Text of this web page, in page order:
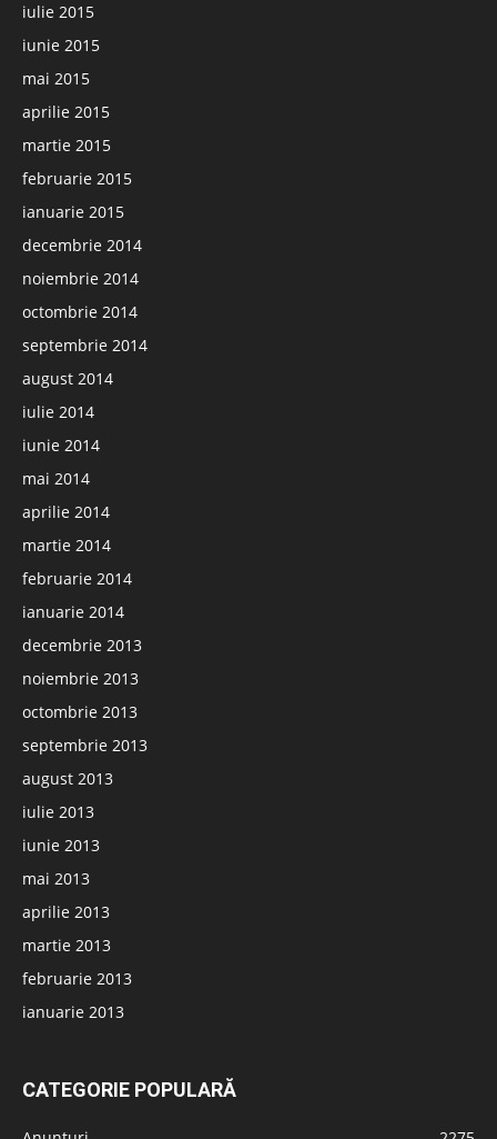
iulie 2015
iunie 2015
mai 2015
aprilie 2015
martie 2015
februarie 2015
ianuarie 2015
decembrie 2014
noiembrie 2014
octombrie 2014
septembrie 2014
august 2014
iulie 2014
iunie 2014
mai 2014
aprilie 2014
martie 2014
februarie 2014
ianuarie 2014
decembrie 2013
noiembrie 2013
octombrie 2013
septembrie 2013
august 2013
iulie 2013
iunie 2013
mai 2013
aprilie 2013
martie 2013
februarie 2013
ianuarie 2013
CATEGORIE POPULARĂ